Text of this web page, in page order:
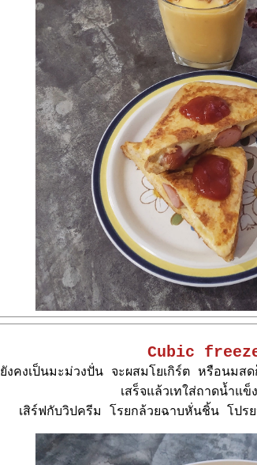
Cubic
งคงเป็นมะม่วงปั่น จะผสมโยเกิร์ต หรือนม
เสร็จแล้วเทใส่ถาดน้ำแ
เสิร์ฟกับวิปครีม โรยกล้วยฉาบหั่นชิ้น โปร